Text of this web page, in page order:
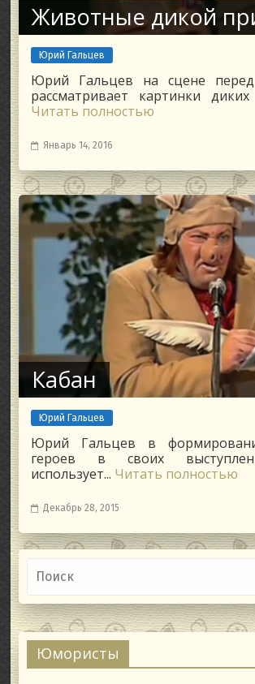
Животные дикой
Юрий Гальцев
Юрий Гальцев на сцене перед
рассматривает картинки
Читать полностью
Январь 14, 2016
Кабан
Юрий Гальцев
Юрий Гальцев в
героев в своих
использует... Читать полностью
Декабрь 28, 2015
Юмористы